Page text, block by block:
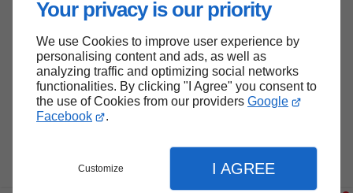
Your privacy is our priority
We use Cookies to improve user experience by
personalising content and ads, as well as
analyzing traffic and optimizing social networks
functionalities. By clicking "I Agree" you consent to
the use of Cookies from our providers Google
Facebook
.
Customize I AGREE
Haut de page